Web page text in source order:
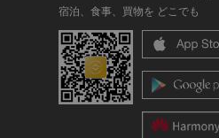
宿泊、食事、買物を どこでも